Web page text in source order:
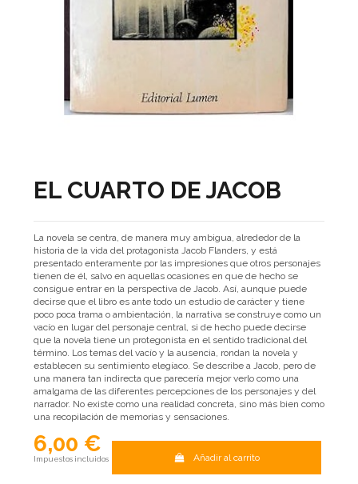
EL CUARTO DE JACOB
La novela se centra, de manera muy ambigua, alrededor de la
historia de la vida del protagonista Jacob Flanders, y está
presentado enteramente por las impresiones que otros personajes
tienen de él, salvo en aquellas ocasiones en que de hecho se
consigue entrar en la perspectiva de Jacob. Así, aunque puede
decirse que el libro es ante todo un estudio de carácter y tiene
poco poca trama o ambientación, la narrativa se construye como un
vacío en lugar del personaje central, si de hecho puede decirse
que la novela tiene un protegonista en el sentido tradicional del
término. Los temas del vacío y la ausencia, rondan la novela y
establecen su sentimiento elegíaco. Se describe a Jacob, pero de
una manera tan indirecta que parecería mejor verlo como una
amalgama de las diferentes percepciones de los personajes y del
narrador. No existe como una realidad concreta, sino más bien como
una recopilación de memorias y sensaciones.
6,00 €
Impuestos incluidos Añadir al carrito